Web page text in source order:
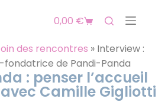
0,00 €
des rencontres » Interview :
fondatrice de Pandi-Panda
: penser l’accueil
Camille Gigliotti